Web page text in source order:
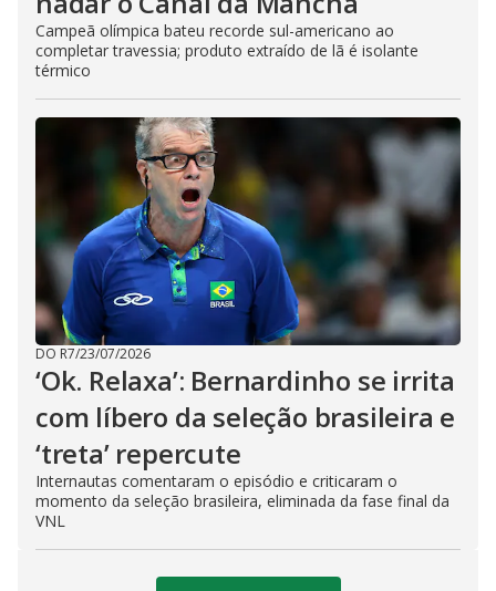
Campeã olímpica bateu recorde sul-americano ao
completar travessia; produto extraído de lã é isolante
térmico
DO R7/23/07/2026
‘Ok. Relaxa’: Bernardinho se irrita
com líbero da seleção brasileira e
‘treta’ repercute
Internautas comentaram o episódio e criticaram o
momento da seleção brasileira, eliminada da fase final da
VNL